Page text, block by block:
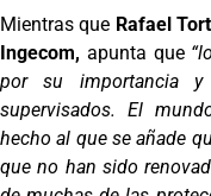
Mientras que Rafael
Ingecom, apunta que
por su importancia
supervisados. El
hecho al que se añade
que no han sido